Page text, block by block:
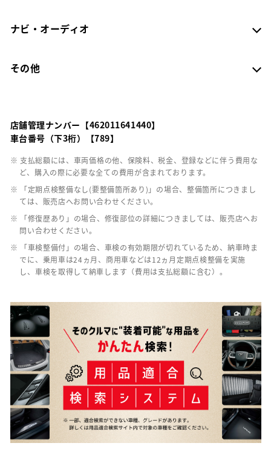
ナビ・オーディオ
その他
店舗管理ナンバー【462011641440】
車台番号（下3桁）【789】
※ 支払総額には、車両価格の他、保険料、税金、登録などに伴う費用な
ど、購入の際に必要な全ての費用が含まれております。
※ 「定期点検整備なし(要整備箇所あり)」の場合、整備箇所につきまし
ては、販売店へお問い合わせください。
※ 「修復歴あり」の場合、修復部位の詳細につきましては、販売店へお
問い合わせください。
※ 「車検整備付」の場合、車検の有効期限が切れているため、納車時ま
でに、乗用車は24ヵ月、商用車などは12ヵ月定期点検整備を実施
し、車検を取得して納車します（費用は支払総額に含む）。